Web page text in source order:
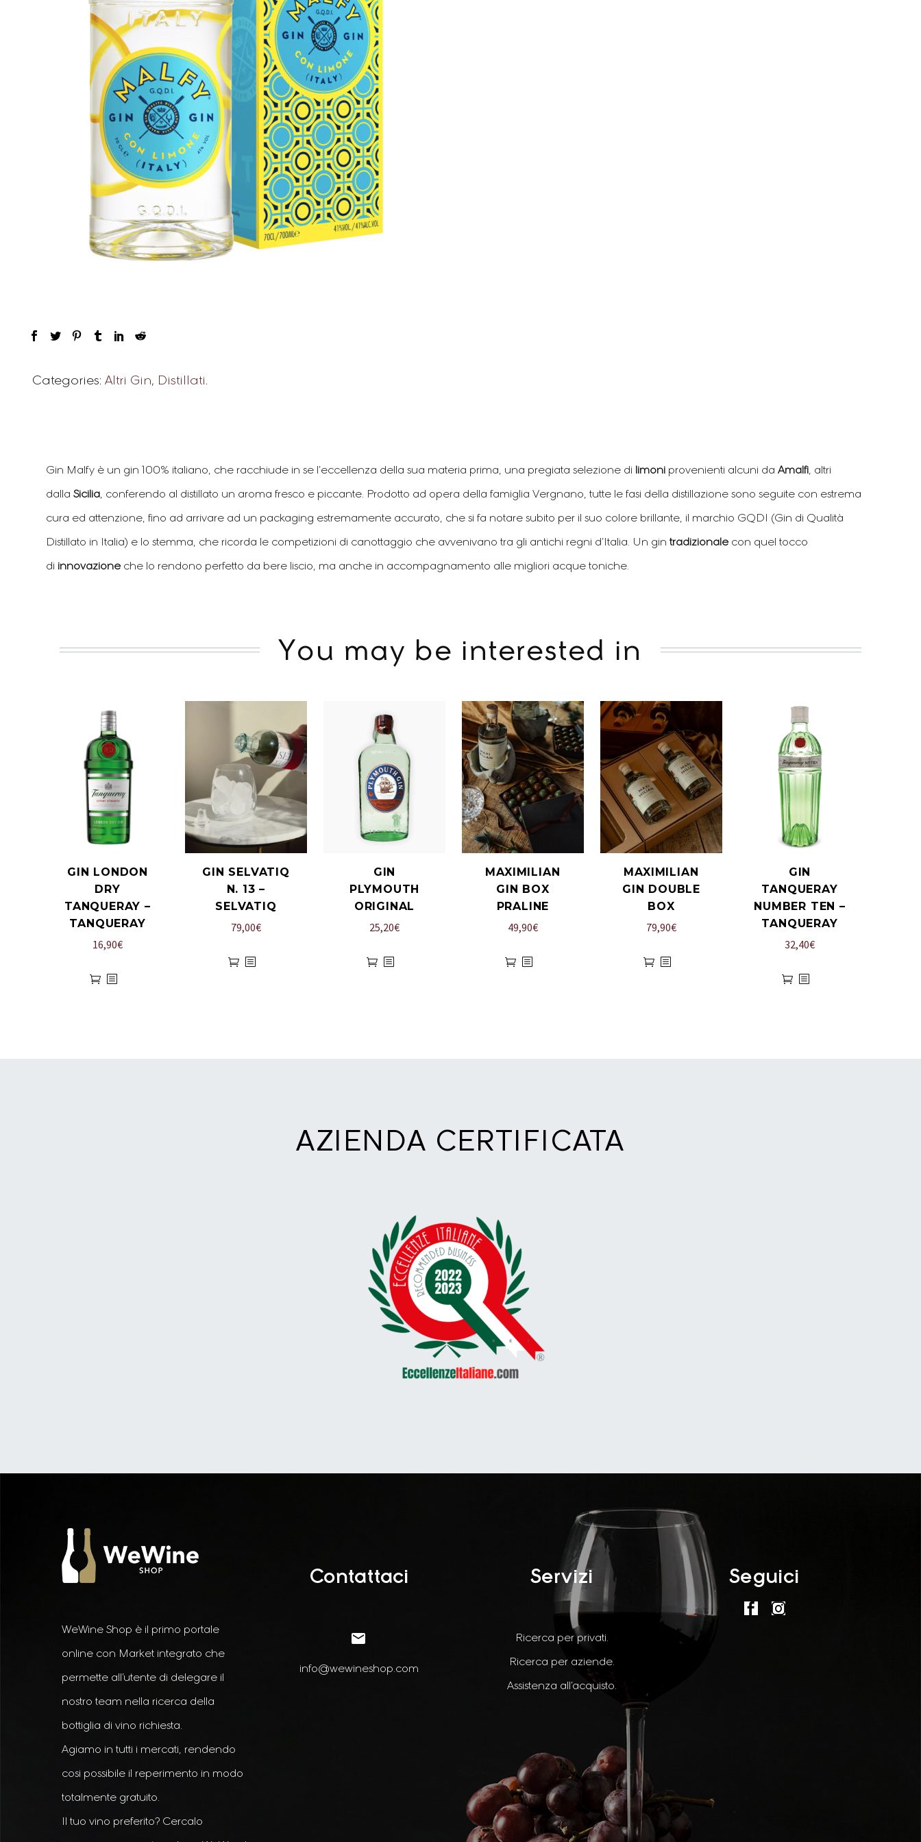
Categories: Altri Gin, Distillati.
Gin Malfy è un gin 100% italiano, che racchiude in se l’eccellenza della sua materia prima, una pregiata selezione di limoni provenienti alcuni da Amalfi , altri
dalla Sicilia , conferendo al distillato un aroma fresco e piccante. Prodotto ad opera della famiglia Vergnano, tutte le fasi della distillazione sono seguite con estrema
cura ed attenzione, fino ad arrivare ad un packaging estremamente accurato, che si fa notare subito per il suo colore brillante, il marchio GQDI (Gin di Qualità
Distillato in Italia) e lo stemma, che ricorda le competizioni di canottaggio che avvenivano tra gli antichi regni d’Italia. Un gin tradizionalecon quel tocco
di innovazioneche lo rendono perfetto da bere liscio, ma anche in accompagnamento alle migliori acque toniche.
You may be interested in
GIN LONDON
DRY
TANQUERAY –
TANQUERAY
16,90€
GIN SELVATIQ
N. 13 –
SELVATIQ
79,00€
GIN
PLYMOUTH
ORIGINAL
25,20€
MAXIMILIAN
GIN BOX
PRALINE
49,90€
MAXIMILIAN
GIN DOUBLE
BOX
79,90€
GIN
TANQUERAY
NUMBER TEN –
TANQUERAY
32,40€
AZIENDA CERTIFICATA
WeWine Shop è il primo portale
online con Market integrato che
permette all’utente di delegare il
nostro team nella ricerca della
bottiglia di vino richiesta.
Agiamo in tutti i mercati, rendendo
cosi possibile il reperimento in modo
totalmente gratuito.
Il tuo vino preferito? Cercalo
Contattaci


info@wewineshop.com
Servizi
Ricerca per privati.
Ricerca per aziende.
Assistenza all’acquisto.
Seguici